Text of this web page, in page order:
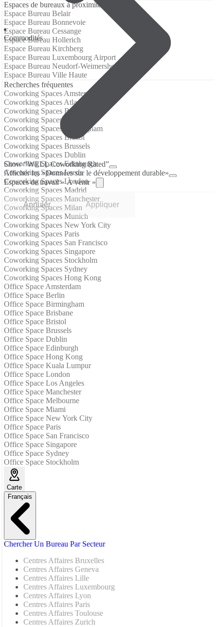
Commodités
Show “WELL Coworking Rated”
Afficher les «Données sur le développement durable»
Espaces de travail « À venir »
Annuler Appliquer
Espaces de bureaux à proximité
Espace Bureau Belair
Espace Bureau Bonnevoie
Espace Bureau Cessange
Espace Bureau Hollerich
Espace Bureau Kirchberg
Espace Bureau Luxembourg Airport
Espace Bureau Neudorf-Weimershof
Espace Bureau Ville Haute
Recherches fréquentes
Coworking Spaces Amsterdam
Coworking Spaces Atlanta
Coworking Spaces Barcelona
Coworking Spaces Berlin
Coworking Spaces Birmingham
Coworking Spaces Bristol
Coworking Spaces Brussels
Coworking Spaces Dublin
Coworking Spaces Edinburgh
Coworking Spaces Leeds
Coworking Spaces London
Coworking Spaces Madrid
Coworking Spaces Manchester
Coworking Spaces Milan
Coworking Spaces Munich
Coworking Spaces New York City
Coworking Spaces Paris
Coworking Spaces San Francisco
Coworking Spaces Singapore
Coworking Spaces Stockholm
Coworking Spaces Sydney
Coworking Spaces Hong Kong
Office Space Amsterdam
Office Space Berlin
Office Space Birmingham
Office Space Brisbane
Office Space Bristol
Office Space Brussels
Office Space Dublin
Office Space Edinburgh
Office Space Hong Kong
Office Space Kuala Lumpur
Office Space London
Office Space Los Angeles
Office Space Manchester
Office Space Melbourne
Office Space Miami
Office Space New York City
Office Space Paris
Office Space San Francisco
Office Space Singapore
Office Space Sydney
Office Space Stockholm
Carte
Français
Chercher Un Bureau Par Secteur
Centres Affaires Bruxelles
Centres Affaires Geneva
Centres Affaires Lille
Centres Affaires Luxembourg
Centres Affaires Lyon
Centres Affaires Paris
Centres Affaires Toulouse
Centres Affaires Zurich